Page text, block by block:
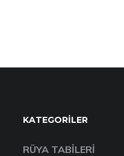
KATEGORILER
RÜYA TABILERI